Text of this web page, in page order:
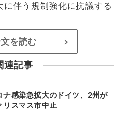
に伴う規制強化に抗議する
を読む >
連記事
ナ感染急拡大のドイツ、2州が
リスマス市中止